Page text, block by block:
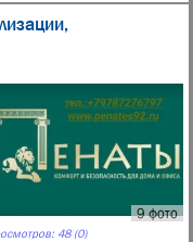
9 фото
48 (0)